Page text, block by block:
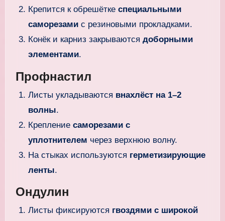
Крепится к обрешёткеспециальными
саморезами с резиновыми прокладками.
Конёк и карниз закрываютсядоборными
элементами.
Профнастил
Листы укладываются внахлёст на 1–2
волны.
Креплениесаморезами с
уплотнителем через верхнюю волну.
На стыках используются герметизирующие
ленты.
Ондулин
Листы фиксируются гвоздями с широкой